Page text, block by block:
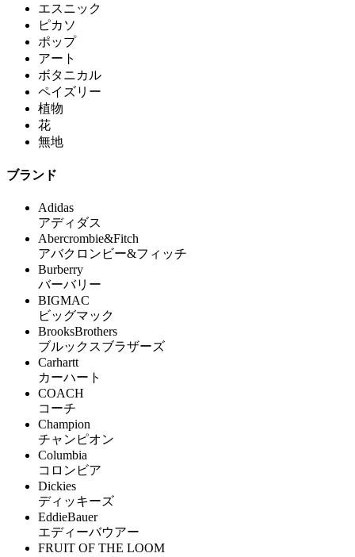
エスニック
ピカソ
ポップ
アート
ボタニカル
ペイズリー
植物
花
無地
ブランド
Adidas
アディダス
Abercrombie&Fitch
アバクロンビー&フィッチ
Burberry
バーバリー
BIGMAC
ビッグマック
BrooksBrothers
ブルックスブラザーズ
Carhartt
カーハート
COACH
コーチ
Champion
チャンピオン
Columbia
コロンビア
Dickies
ディッキーズ
EddieBauer
エディーバウアー
FRUIT OF THE LOOM